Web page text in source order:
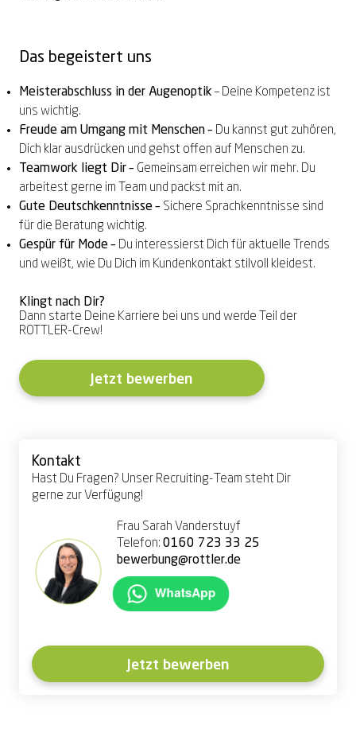
Das begeistert uns
Meisterabschluss in der Augenoptik– Deine Kompetenz ist
uns wichtig.
Freude am Umgang mit Menschen – Du kannst gut zuhören,
Dich klar ausdrücken und gehst offen auf Menschen zu.
Teamwork liegt Dir – Gemeinsam erreichen wir mehr. Du
arbeitest gerne im Team und packst mit an.
Gute Deutschkenntnisse – Sichere Sprachkenntnisse sind
für die Beratung wichtig.
Gespür für Mode – Du interessierst Dich für aktuelle Trends
und weißt, wie Du Dich im Kundenkontakt stilvoll kleidest.
Klingt nach Dir?
Dann starte Deine Karriere bei uns und werde Teil der
ROTTLER-Crew!
Jetzt bewerben
Kontakt
Hast Du Fragen? Unser Recruiting-Team steht Dir
gerne zur Verfügung!
Frau Sarah Vanderstuyf
Telefon: 0160 723 33 25
bewerbung@rottler.de
Jetzt bewerben